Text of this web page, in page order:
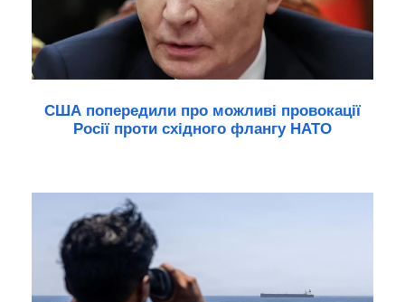
США попередили про можливі провокації
Росії проти східного флангу НАТО